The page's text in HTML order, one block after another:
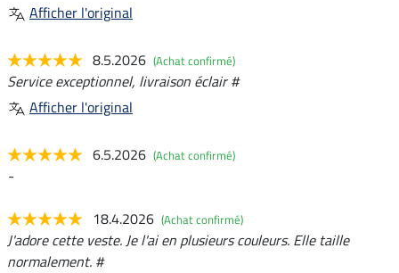
Afficher l'original
8.5.2026 (Achat confirmé)
Service exceptionnel, livraison éclair #
Afficher l'original
6.5.2026 (Achat confirmé)
-
18.4.2026 (Achat confirmé)
J'adore cette veste. Je l'ai en plusieurs couleurs. Elle taille
normalement. #